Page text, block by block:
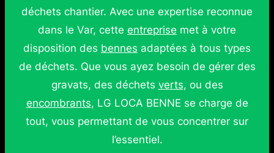
déchets chantier. Avec une expertise reconnue
dans le Var, cette entreprise met à votre
disposition des bennes adaptées à tous types
de déchets. Que vous ayez besoin de gérer des
gravats, des déchets verts, ou des
encombrants, LG LOCA BENNE se charge de
tout, vous permettant de vous concentrer sur
l’essentiel.